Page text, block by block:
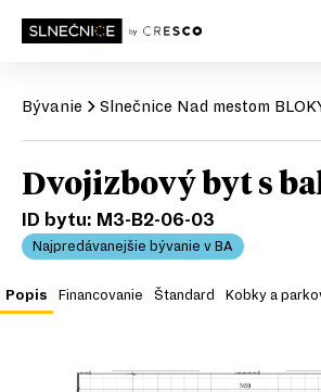
Bývanie Slnečnice Nad mestom
Dvojizbový byt s
ID bytu: M3-B2-06-03
Najpredávanejšie bývanie v BA
Popis Financovanie Štandard Kobky a